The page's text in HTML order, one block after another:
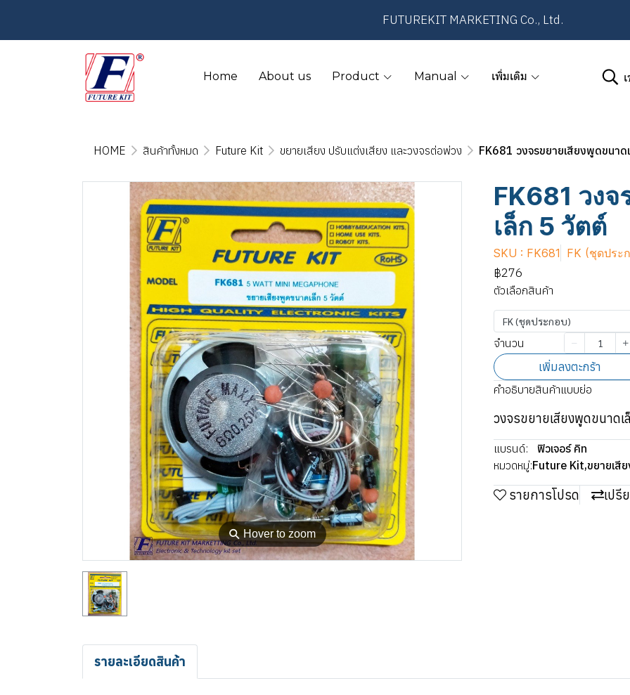
FUTUREKIT MARKETING Co., Ltd.
Home About us Product Manual เพิ่มเติม
HOME สินค้าทั้งหมด Future Kit ขยายเสียง ปรับแต่งเสียง และวงจรต่อพ่วง FK681 วงจรขยายเสียงพูดขนาด
⚲Hover to zoom
FK681 วง
เล็ก 5 วัตต์
SKU : FK681 FK (ชุดประ
฿276
ตัวเลือกสินค้า
FK (ชุดประกอบ)
จำนวน
เพิ่มลงตะกร้า
คำอธิบายสินค้าแบบย่อ
วงจรขยายเสียงพูดขนาดเ
แบรนด์:
ฟิวเจอร์ คิท
หมวดหมู่:Future Kit,ขยายเสี
รายการโปรด เปรี
รายละเอียดสินค้า